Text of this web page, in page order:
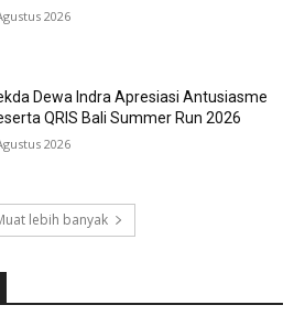
2026
Dewa Indra Apresiasi Antusiasme
QRIS Bali Summer Run 2026
2026
lebih banyak